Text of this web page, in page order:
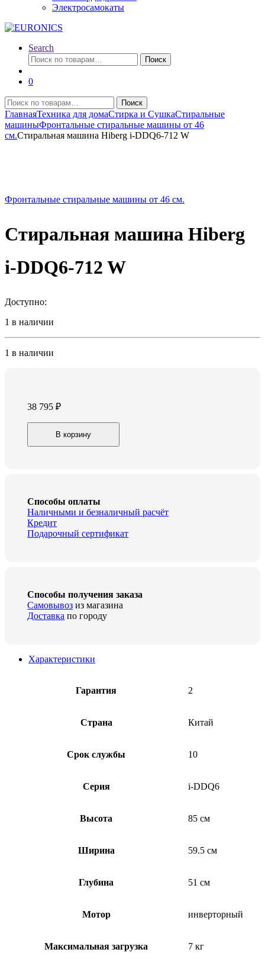
Электросамокаты
Search
Искать:
Поиск
0
Искать:
Поиск
ГлавнаяТехника для домаСтирка и СушкаСтиральные
машиныФронтальные стиральные машины от 46
см.Стиральная машина Hiberg i-DDQ6-712 W
Фронтальные стиральные машины от 46 см.
Стиральная машина Hiberg
i-DDQ6-712 W
Доступно:
1 в наличии
1 в наличии
38 795₽
Стиральная
машина
Hiberg
quantity
В корзину
Способы оплаты
Наличными и безналичный расчёт
Кредит
Подарочный сертификат
Способы получения заказа
Самовывоз из магазина
Доставка по городу
Характеристики
Гарантия 2
Страна Китай
Срок службы 10
Серия i-DDQ6
Высота 85 см
Ширина 59.5 см
Глубина 51 см
Мотор инверторный
Максимальная загрузка 7 кг